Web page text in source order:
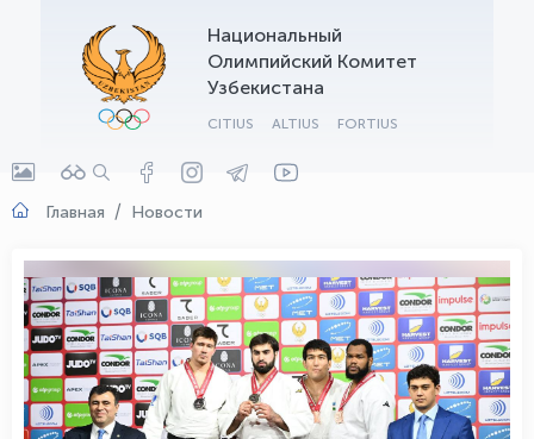
Национальный
Олимпийский Комитет
Узбекистана
CITIUS ALTIUS FORTIUS
Главная Новости
OLYMPCHIK AI - yordamchi
Онлайн · olympic.uz